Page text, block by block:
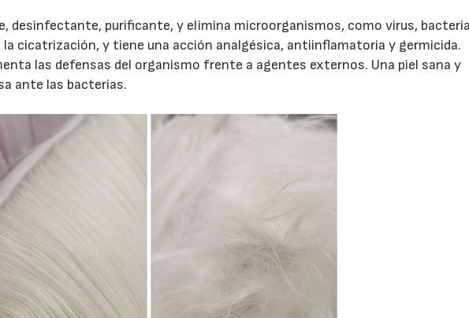
desinfectante, purificante, y elimina microorganismos, como virus,
cicatrización, y tiene una acción analgésica, antiinflamatoria y germicida.
las defensas del organismo frente a agentes externos. Una piel sana y
ante las bacterias.